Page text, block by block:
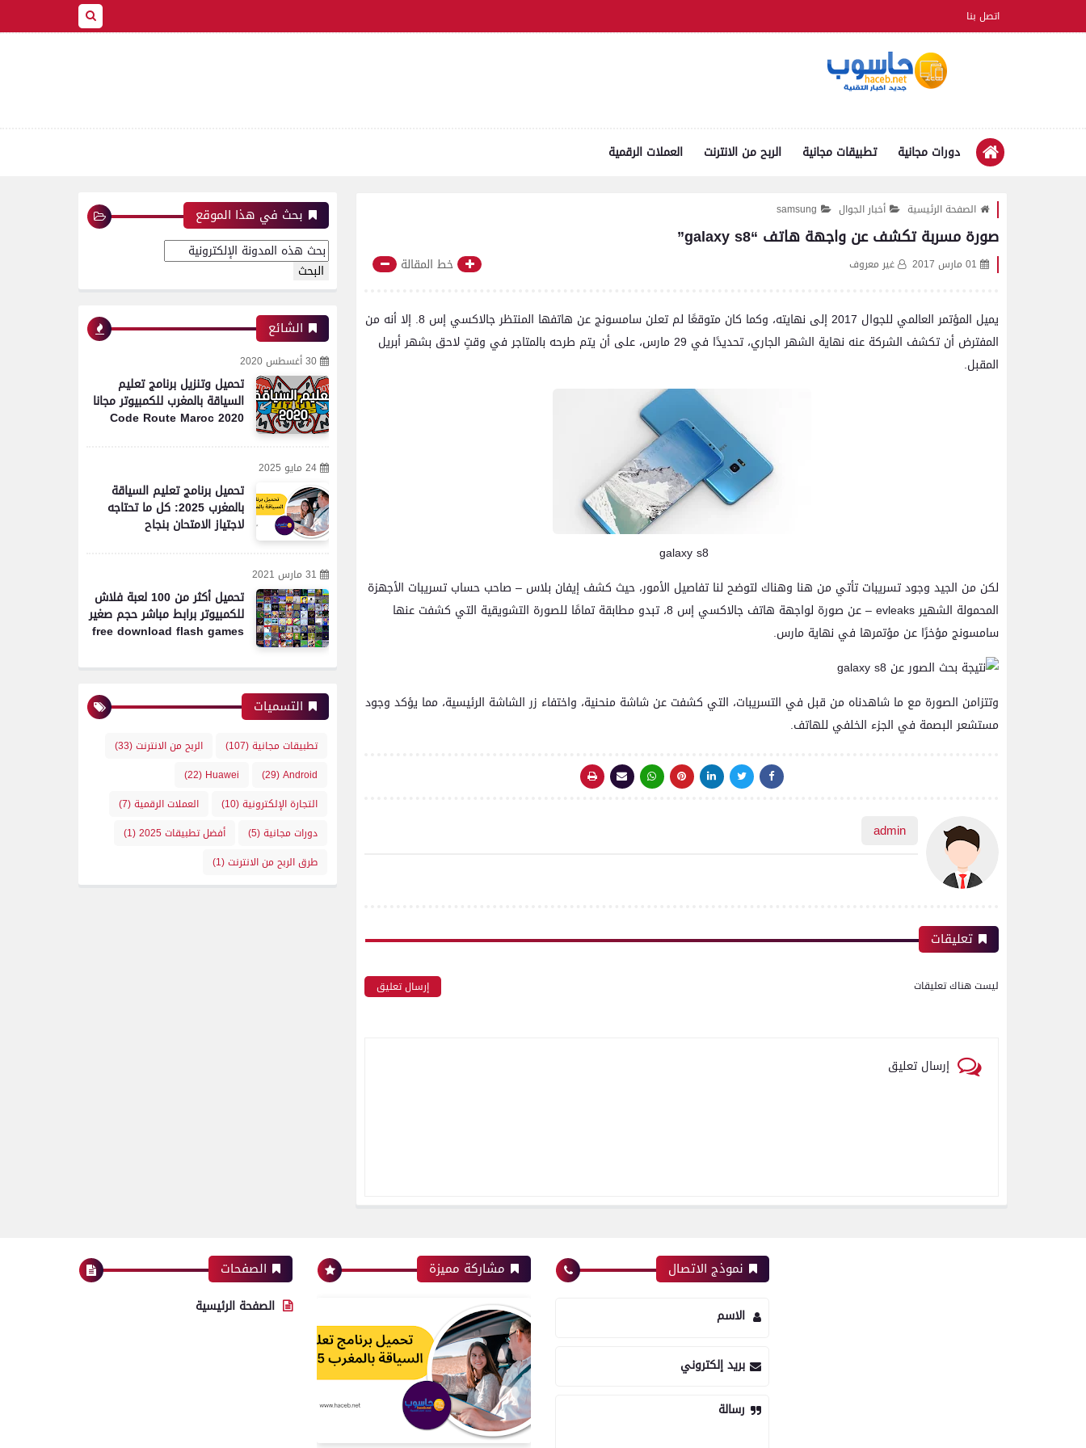
اتصل بنا
دورات مجانية تطبيقات مجانية الربح من الانترنت العملات الرقمية
الصفحة الرئيسية أخبار الجوال samsung
صورة مسربة تكشف عن واجهة هاتف “galaxy s8”
01 مارس 2017 غير معروف خط المقالة
يميل المؤتمر العالمي للجوال 2017 إلى نهايته، وكما كان متوقعًا لم تعلن سامسونج عن هاتفها المنتظر جالاكسي إس 8. إلا أنه من
المفترض أن تكشف الشركة عنه نهاية الشهر الجاري، تحديدًا في 29 مارس، على أن يتم طرحه بالمتاجر في وقتٍ لاحق بشهر أبريل
المقبل.
galaxy s8
لكن من الجيد وجود تسريبات تأتي من هنا وهناك لتوضح لنا تفاصيل الأمور، حيث كشف إيفان بلاس – صاحب حساب تسريبات الأجهزة
المحمولة الشهير evleaks – عن صورة لواجهة هاتف جالاكسي إس 8، تبدو مطابقة تمامًا للصورة التشويقية التي كشفت عنها
سامسونج مؤخرًا عن مؤتمرها في نهاية مارس.
وتتزامن الصورة مع ما شاهدناه من قبل في التسريبات، التي كشفت عن شاشة منحنية، واختفاء زر الشاشة الرئيسية، مما يؤكد وجود
مستشعر البصمة في الجزء الخلفي للهاتف.
admin
تعليقات
ليست هناك تعليقات إرسال تعليق
إرسال تعليق
بحث في هذا الموقع
الشائع
30 أغسطس 2020
تحميل وتنزيل برنامج تعليم
السياقة بالمغرب للكمبيوتر مجانا
Code Route Maroc 2020
24 مايو 2025
تحميل برنامج تعليم السياقة
بالمغرب 2025: كل ما تحتاجه
لاجتياز الامتحان بنجاح
31 مارس 2021
تحميل أكثر من 100 لعبة فلاش
للكمبيوتر برابط مباشر حجم صغير
free download flash games
التسميات
تطبيقات مجانية(107) الربح من الانترنت(33)
Android
(29)
Huawei
(22)
التجارة الإلكترونية(10) العملات الرقمية(7)
دورات مجانية(5) أفضل تطبيقات 2025
(1)
طرق الربح من الانترنت(1)
نموذج الاتصال
الاسم
بريد إلكتروني
رسالة
مشاركة مميزة الصفحات
الصفحة الرئيسية